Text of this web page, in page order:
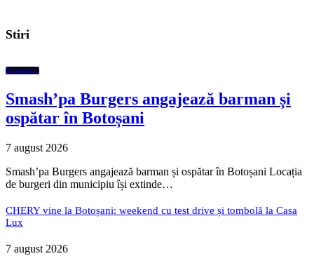
Stiri
Economic
Smash’pa Burgers angajează barman și
ospătar în Botoșani
7 august 2026
Smash’pa Burgers angajează barman și ospătar în Botoșani Locația
de burgeri din municipiu își extinde…
CHERY vine la Botoșani: weekend cu test drive și tombolă la Casa
Lux
7 august 2026